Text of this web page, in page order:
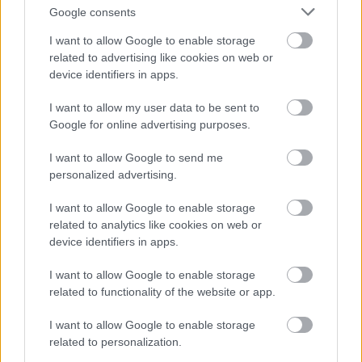
Google consents
I want to allow Google to enable storage
related to advertising like cookies on web or
device identifiers in apps.
I want to allow my user data to be sent to
Google for online advertising purposes.
I want to allow Google to send me
personalized advertising.
I want to allow Google to enable storage
related to analytics like cookies on web or
device identifiers in apps.
I want to allow Google to enable storage
related to functionality of the website or app.
I want to allow Google to enable storage
related to personalization.
indafoto.hu/rocko/image/2144895-
208764c7/details/xl
@BeeTm: nekem az is megéri, ha más mosolyog.
@nico_baby: köszi.
@loláb: sztem kevésbbé gáz.
@Halálos_fogkefe: nem vagyok híve a virtuális
tuningolásnak, a Tesco Stage-eket meghagyom
másoknak.
scheerti.blog.hu/2008/02/14/a_veres_valosag_mi_me
nnyit_tesz_hozza_a_kocsinhoz
scheerti.blog.hu/2008/02/18/tesco_s_ultimate_stage